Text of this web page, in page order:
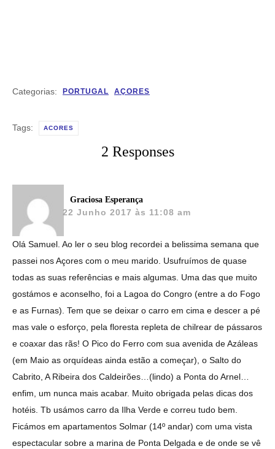
Categorias: PORTUGAL AÇORES
Tags: ACORES
2 Responses
Graciosa Esperança
22 Junho 2017 às 11:08 am
Olá Samuel. Ao ler o seu blog recordei a belissima semana que
passei nos Açores com o meu marido. Usufruímos de quase
todas as suas referências e mais algumas. Uma das que muito
gostámos e aconselho, foi a Lagoa do Congro (entre a do Fogo
e as Furnas). Tem que se deixar o carro em cima e descer a pé
mas vale o esforço, pela floresta repleta de chilrear de pássaros
e coaxar das rãs! O Pico do Ferro com sua avenida de Azáleas
(em Maio as orquídeas ainda estão a começar), o Salto do
Cabrito, A Ribeira dos Caldeirões…(lindo) a Ponta do Arnel…
enfim, um nunca mais acabar. Muito obrigada pelas dicas dos
hotéis. Tb usámos carro da Ilha Verde e correu tudo bem.
Ficámos em apartamentos Solmar (14º andar) com uma vista
espectacular sobre a marina de Ponta Delgada e de onde se vê